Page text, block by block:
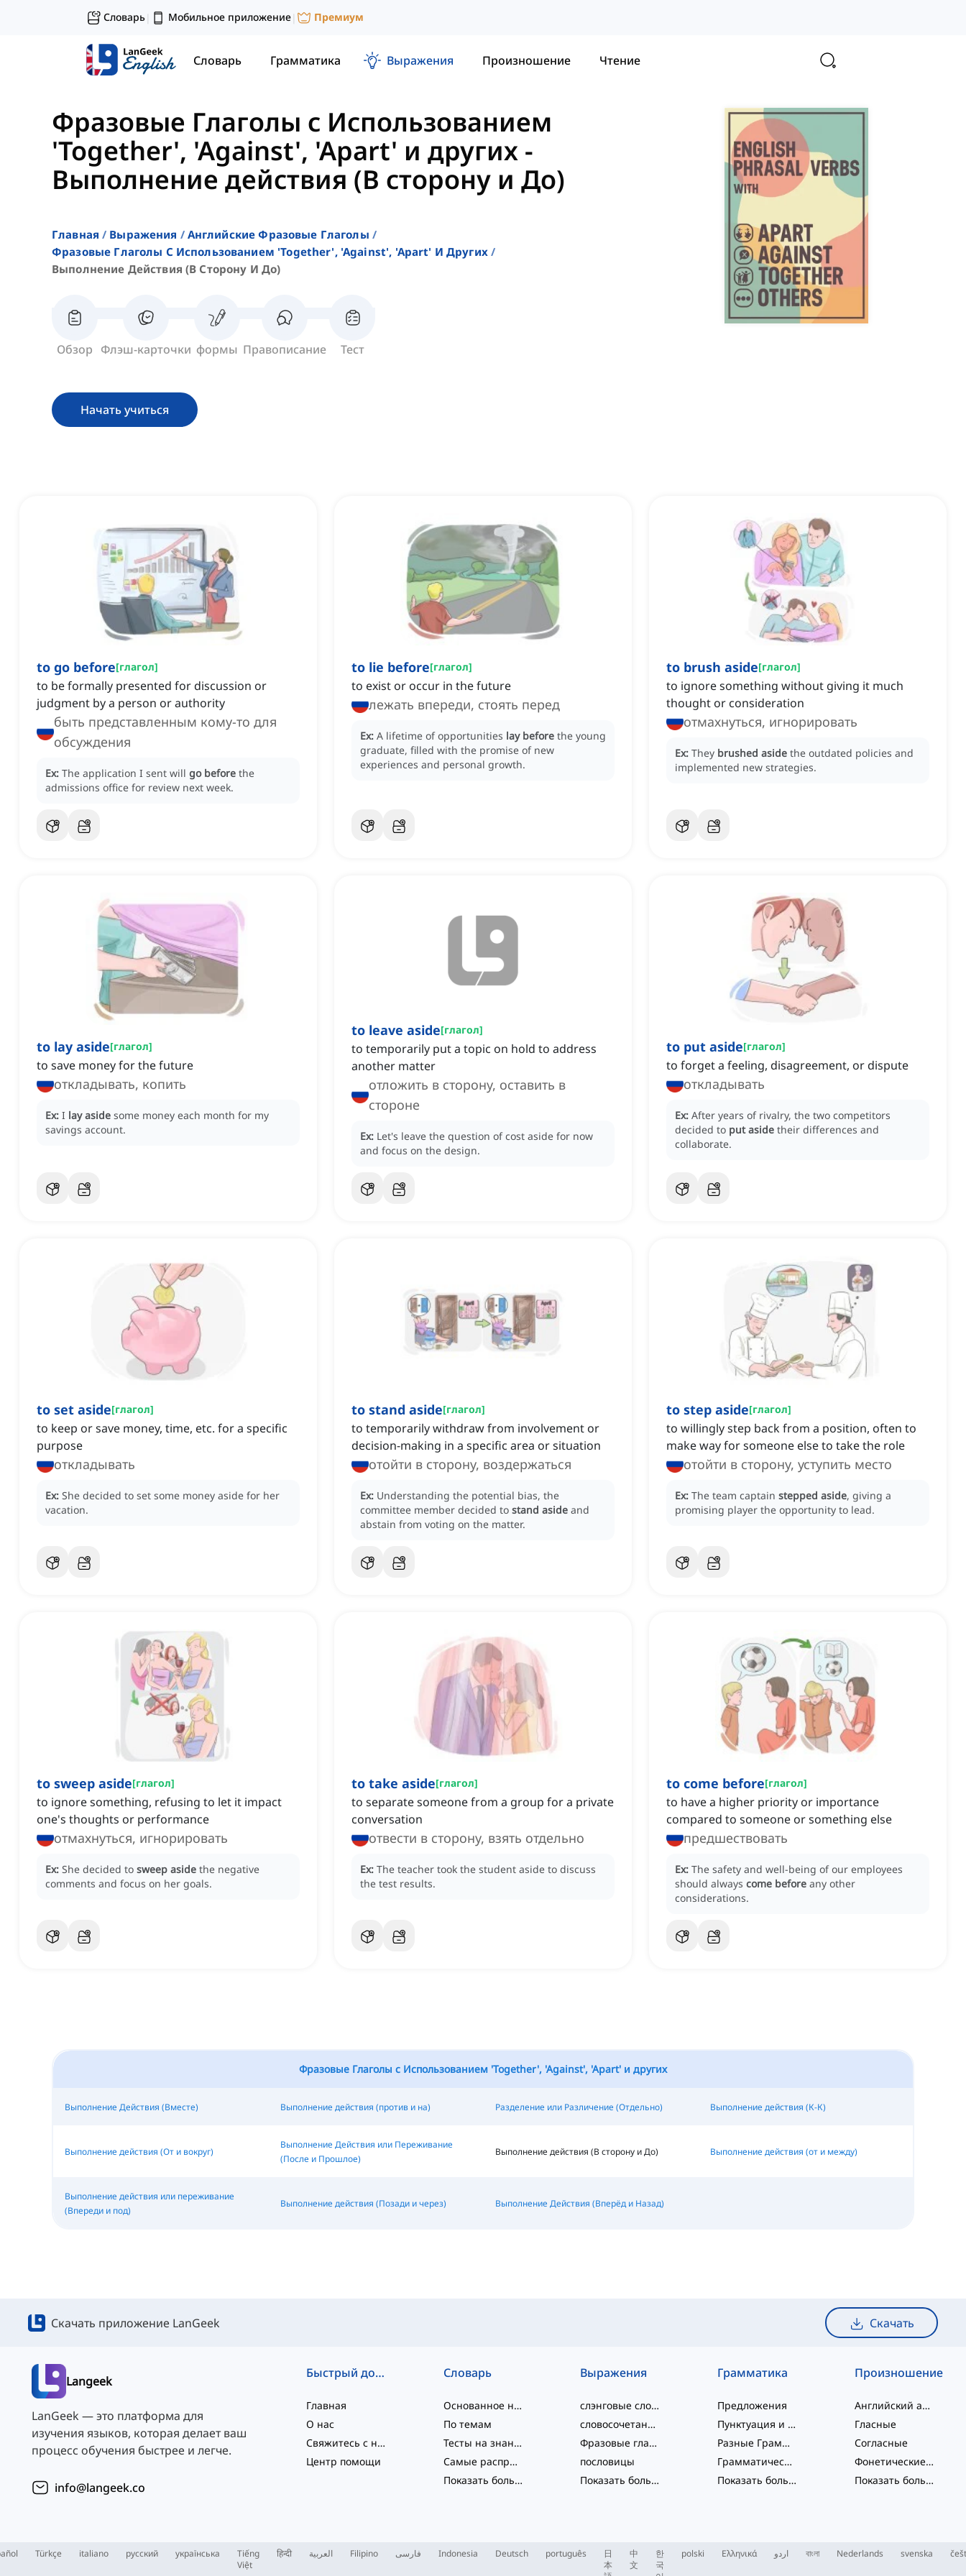
Словарь| Мобильное приложение| Премиум
Словарь Грамматика Выражения Произношение Чтение
Фразовые Глаголы с Использованием
'Together', 'Against', 'Apart' и других -
Выполнение действия (В сторону и До)
Главная Выражения
Английские Фразовые Глаголы
Фразовые Глаголы С Использованием 'together', 'against', 'apart' И Других
Выполнение Действия (в Сторону И До)
Обзор Флэш-карточки формы Правописание Тест
Начать учиться
to go before[глагол]
to be formally presented for discussion or
judgment by a person or authority
быть представленным кому-то для
обсуждения
Ex: The application I sent will go before the
admissions office for review next week.
to lie before[глагол]
to exist or occur in the future
лежать впереди, стоять перед
Ex: A lifetime of opportunities lay before the young
graduate, filled with the promise of new
experiences and personal growth.
to brush aside[глагол]
to ignore something without giving it much
thought or consideration
отмахнуться, игнорировать
Ex: They brushed aside the outdated policies and
implemented new strategies.
to lay aside[глагол]
to save money for the future
откладывать, копить
Ex: I lay aside some money each month for my
savings account.
to leave aside[глагол]
to temporarily put a topic on hold to address
another matter
отложить в сторону, оставить в
стороне
Ex: Let's leave the question of cost aside for now
and focus on the design.
to put aside[глагол]
to forget a feeling, disagreement, or dispute
откладывать
Ex: After years of rivalry, the two competitors
decided to put aside their differences and
collaborate.
to set aside[глагол]
to keep or save money, time, etc. for a specific
purpose
откладывать
Ex: She decided to set some money aside for her
vacation.
to stand aside[глагол]
to temporarily withdraw from involvement or
decision-making in a specific area or situation
отойти в сторону, воздержаться
Ex: Understanding the potential bias, the
committee member decided to stand aside and
abstain from voting on the matter.
to step aside[глагол]
to willingly step back from a position, often to
make way for someone else to take the role
отойти в сторону, уступить место
Ex: The team captain stepped aside, giving a
promising player the opportunity to lead.
to sweep aside[глагол]
to ignore something, refusing to let it impact
one's thoughts or performance
отмахнуться, игнорировать
Ex: She decided to sweep aside the negative
comments and focus on her goals.
to take aside[глагол]
to separate someone from a group for a private
conversation
отвести в сторону, взять отдельно
Ex: The teacher took the student aside to discuss
the test results.
to come before[глагол]
to have a higher priority or importance
compared to someone or something else
предшествовать
Ex: The safety and well-being of our employees
should always come before any other
considerations.
Фразовые Глаголы с Использованием 'Together', 'Against', 'Apart' и других
Выполнение Действия (Вместе) Выполнение действия (против и на) Разделение или Различение (Отдельно) Выполнение действия (К-К)
Выполнение действия (От и вокруг)
Выполнение Действия или Переживание
(После и Прошлое)
Выполнение действия (В сторону и До) Выполнение действия (от и между)
Выполнение действия или переживание
(Впереди и под)
Выполнение действия (Позади и через) Выполнение Действия (Вперёд и Назад)
Скачать приложение LanGeek Скачать
Langeek
LanGeek — это платформа для
изучения языков, которая делает ваш
процесс обучения быстрее и легче.
info@langeek.co
Быстрый доступ
Главная
О нас
Свяжитесь с нами
Центр помощи
Словарь
Основанное на уровне
По темам
Тесты на знание языка
Самые распространённые
Показать больше
Выражения
слэнговые слова
словосочетания
Фразовые глаголы
пословицы
Показать больше
Грамматика
Предложения
Пунктуация и Орфография
Разные Грамматические Темы
Грамматические Функции
Показать больше
Произношение
Английский алфавит
Гласные
Согласные
Фонетические концепции
Показать больше
Türkçe italiano русский українська
Tiếng
Việt
हिन्दी العربية Filipino فارسی Indonesia Deutsch português
日
本
中
文
한
국
polski Ελληνικά اردو বাংলা Nederlands svenska